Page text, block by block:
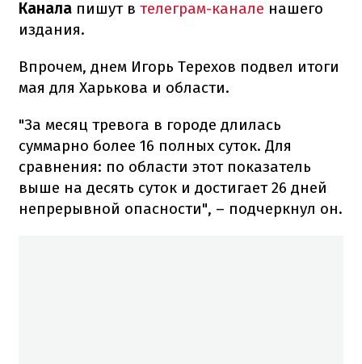
Канала пишут в телеграм-канале нашего
издания.
Впрочем, днем Игорь Терехов подвел итоги
мая для Харькова и области.
"За месяц тревога в городе длилась
суммарно более 16 полных суток. Для
сравнения: по области этот показатель
выше на десять суток и достигает 26 дней
непрерывной опасности", – подчеркнул он.